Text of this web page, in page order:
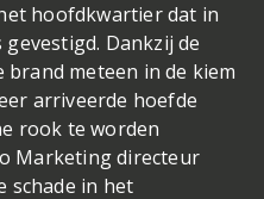
hoofdkwartier dat in
Dankzij de
meteen in de kiem
arriveerde hoefde
rook te worden
Marketing directeur
schade in het